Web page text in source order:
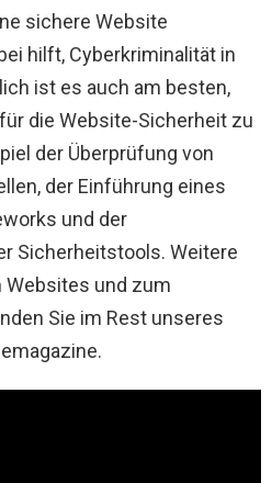
sichere Website
hilft, Cyberkriminalität in
ist es auch am besten,
die Website-Sicherheit zu
der Überprüfung von
der Einführung eines
und der
Sicherheitstools. Weitere
Websites und zum
Sie im Rest unseres